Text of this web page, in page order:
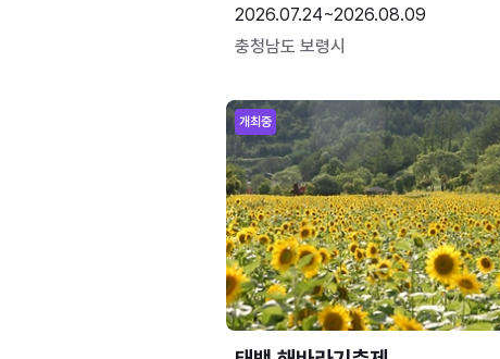
2026.07.24~2026.08.09
충청남도 보령시
개최중